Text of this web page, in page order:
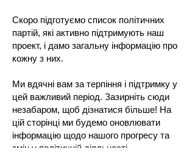
Скоро підготуємо список політичних
партій, які активно підтримують наш
проект, і дамо загальну інформацію про
кожну з них.
Ми вдячні вам за терпіння і підтримку у
цей важливий період. Зазирніть сюди
незабаром, щоб дізнатися більше! На
цій сторінці ми будемо оновлювати
інформацію щодо нашого прогресу та
змін у політичній діяльності.